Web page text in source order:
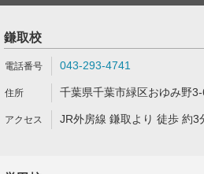
鎌取校
043-293-4741
千葉県千葉市緑区おゆみ野
JR外房線 鎌取より 徒歩 約3